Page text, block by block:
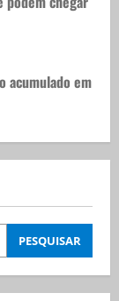
acumulado em
PESQUISAR